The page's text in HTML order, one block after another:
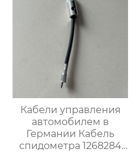
стеклоочистителей
Кабели управления
автомобилем в
Германии Кабель
спидометра 1268284